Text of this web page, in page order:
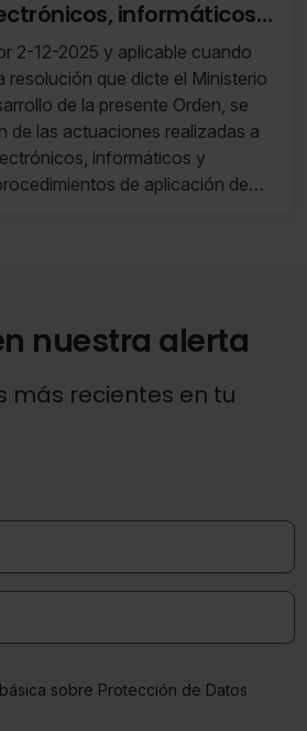
permitir en tu navegador. Si
utilizaremos las que sean
navegación.
las cookies
informáticos y
correspondan a la
de Tributos
2-12-2025 y aplicable cuando
que dicte el Ministerio
de la presente Orden, se
de las actuaciones realizadas a
informáticos y
de aplicación de
nuestra alerta
más recientes en tu
sobre Protección de Datos